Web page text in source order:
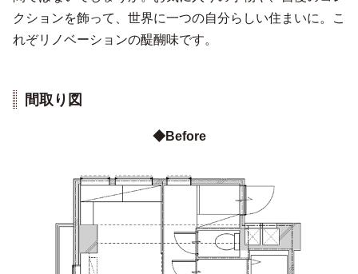
クションを飾って、世界に一つの自分らしい住まいに。こ
れぞリノベーションの醍醐味です。
間取り図
◆Before